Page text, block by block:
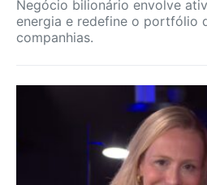
Negócio bilionário envolve
energia e redefine o portfólio
companhias.